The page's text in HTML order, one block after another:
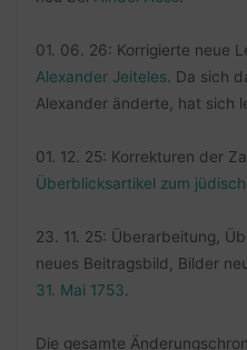
01. 06. 26: Korrigierte neue
Alexander Jeiteles . Da sich
Alexander änderte, hat sich
01. 12. 25: Korrekturen der
Überblicksartikel zum
23. 11. 25: Überarbeitung,
neues Beitragsbild, Bilder
31. Mai 1753
Die gesamte